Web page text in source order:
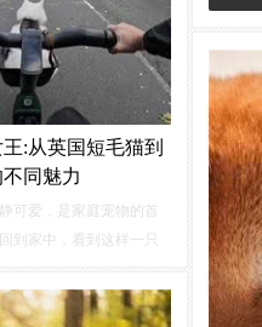
:从英国短毛猫到
同魅力
可爱，是家庭宠物的首
到家中，看到这样一只
罗斯蓝猫是一种优雅而